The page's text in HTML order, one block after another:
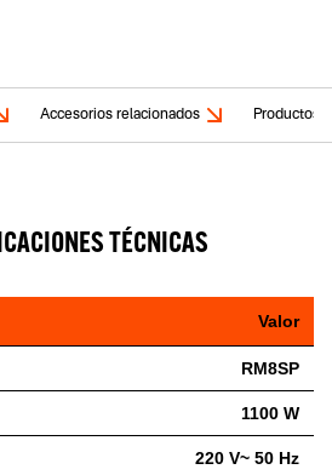
Accesorios relacionados Productos
TÉCNICAS
Valor
RM8SP
1100 W
220 V~ 50 Hz